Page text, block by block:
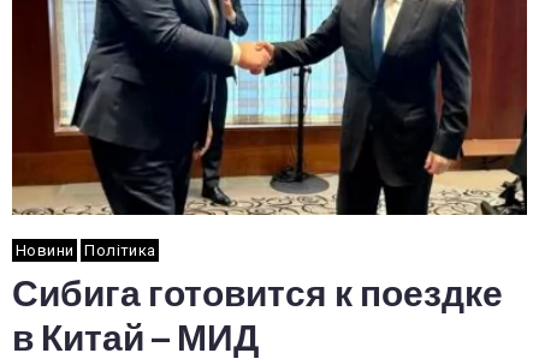
Новини Політика
Сибига готовится к поездке
в Китай – МИД